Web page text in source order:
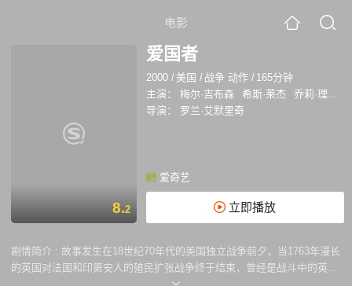
电影
8.2
爱国者
2000 / 美国 / 战争 动作 / 165分钟
主演：
梅尔·吉布森 希斯·莱杰
乔莉·理查德森
导演：
罗兰·艾默里奇
爱奇艺
立即播放
剧情简介 : 故事发生在18世纪70年代的美国独立战争前夕，当1763年漫长
的英国对法国和印第安人的殖民扩张战争终于结束，曾经是战斗中的英雄